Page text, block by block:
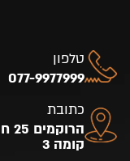
טלפון
077-9977999
כתובת
הרוקמים 25 חולון
קומה 3